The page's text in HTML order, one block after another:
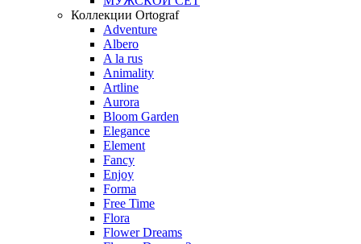
Коллекции Ortograf
Adventure
Albero
A la rus
Animality
Artline
Aurora
Bloom Garden
Elegance
Element
Fancy
Enjoy
Forma
Free Time
Flora
Flower Dreams